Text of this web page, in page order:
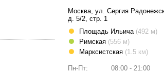
Москва, ул. Сергия
д. 5/2, стр. 1
Площадь Ильича (492 м)
Римская (556 м)
Марксистская (1.5 км)
Пн-Пт:
08:00 - 21:00